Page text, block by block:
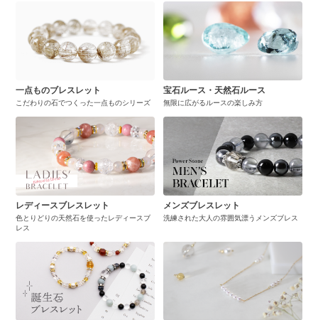
一点ものブレスレット
こだわりの石でつくった一点ものシリーズ
宝石ルース・天然石ルース
無限に広がるルースの楽しみ方
レディースブレスレット
色とりどりの天然石を使ったレディースブ
レス
メンズブレスレット
洗練された大人の雰囲気漂うメンズブレス